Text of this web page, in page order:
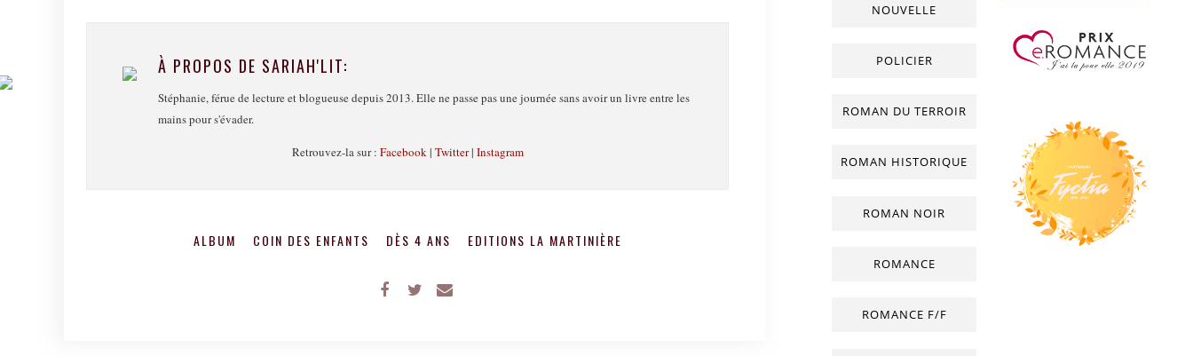
À PROPOS DE SARIAH'LIT:
Stéphanie, férue de lecture et blogueuse depuis 2013. Elle ne passe pas une journée sans avoir un livre entre les
mains pour s'évader.
Retrouvez-la sur : Facebook| Twitter| Instagram
ALBUM COIN DES ENFANTS DÈS 4 ANS EDITIONS LA MARTINIÈRE
NOUVELLE
POLICIER
ROMAN DU TERROIR
ROMAN HISTORIQUE
ROMAN NOIR
ROMANCE
ROMANCE F/F